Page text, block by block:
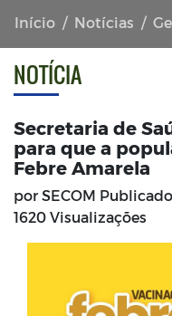
Início Notícias
NOTÍCIA
Secretaria de
para que a
Febre Amarela
por SECOM
1620 Visualizações